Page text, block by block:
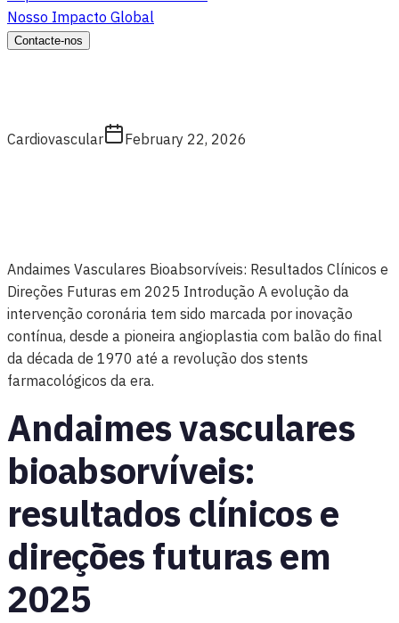
Nosso Impacto Global
Contacte-nos
Cardiovascular February 22, 2026
Andaimes Vasculares Bioabsorvíveis: Resultados Clínicos e
Direções Futuras em 2025 Introdução A evolução da
intervenção coronária tem sido marcada por inovação
contínua, desde a pioneira angioplastia com balão do final
da década de 1970 até a revolução dos stents
farmacológicos da era.
Andaimes vasculares
bioabsorvíveis:
resultados clínicos e
direções futuras em
2025